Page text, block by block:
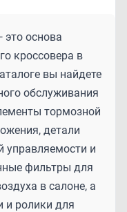
это основа
кроссовера в
вы найдете
обслуживания
тормозной
детали
управляемости и
фильтры для
в салоне, а
и ролики для